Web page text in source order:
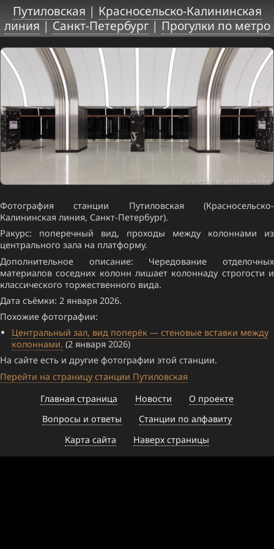
Путиловская | Красносельско-Калининская
линия|Санкт-Петербург|Прогулки по метро
Фотография станции Путиловская (Красносельско-
Калининская линия, Санкт-Петербург).
Ракурс: поперечный вид, проходы между колоннами из
центрального зала на платформу.
Дополнительное описание: Чередование отделочных
материалов соседних колонн лишает колоннаду строгости и
классического торжественного вида.
Дата съёмки: 2 января 2026.
Похожие фотографии:
Центральный зал, вид поперёк — стеновые вставки между
колоннами. (2 января 2026)
На сайте есть и другие фотографии этой станции.
Перейти на страницу станции Путиловская
Главная страница
Новости
О проекте
Вопросы и ответы
Станции по алфавиту
Карта сайта
Наверх страницы